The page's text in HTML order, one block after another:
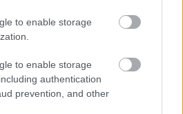
to enable storage
to enable storage
authentication
prevention, and other